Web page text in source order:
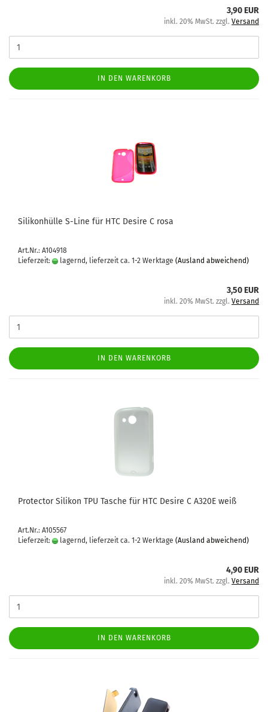
3,90 EUR
inkl. 20% MwSt. zzgl. Versand
IN DEN WARENKORB
Si­li­kon­hül­le S-​Line für HTC De­si­re C rosa
Art.Nr.: A104918
Lieferzeit:
lagernd, lieferzeit ca. 1-2 Werktage (Ausland abweichend)
3,50 EUR
inkl. 20% MwSt. zzgl. Versand
IN DEN WARENKORB
Pro­tec­tor Si­li­kon TPU Ta­sche für HTC De­si­re C A320E weiß
Art.Nr.: A105567
Lieferzeit:
lagernd, lieferzeit ca. 1-2 Werktage (Ausland abweichend)
4,90 EUR
inkl. 20% MwSt. zzgl. Versand
IN DEN WARENKORB